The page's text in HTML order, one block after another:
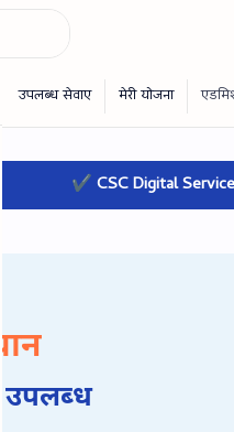
Services ✔
उपलब्‍ध